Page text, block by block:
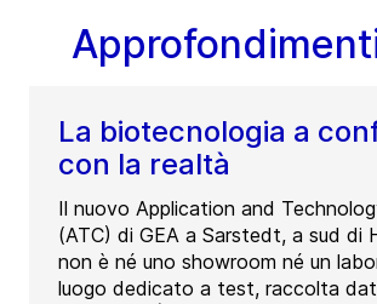
La biotecnologia a
con la realtà
Il nuovo Application and
(ATC) di GEA a Sarstedt, a sud di
non è né uno showroom né un
luogo dedicato a test, raccolta